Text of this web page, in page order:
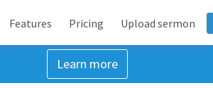
Features Pricing Upload sermon
Learn more